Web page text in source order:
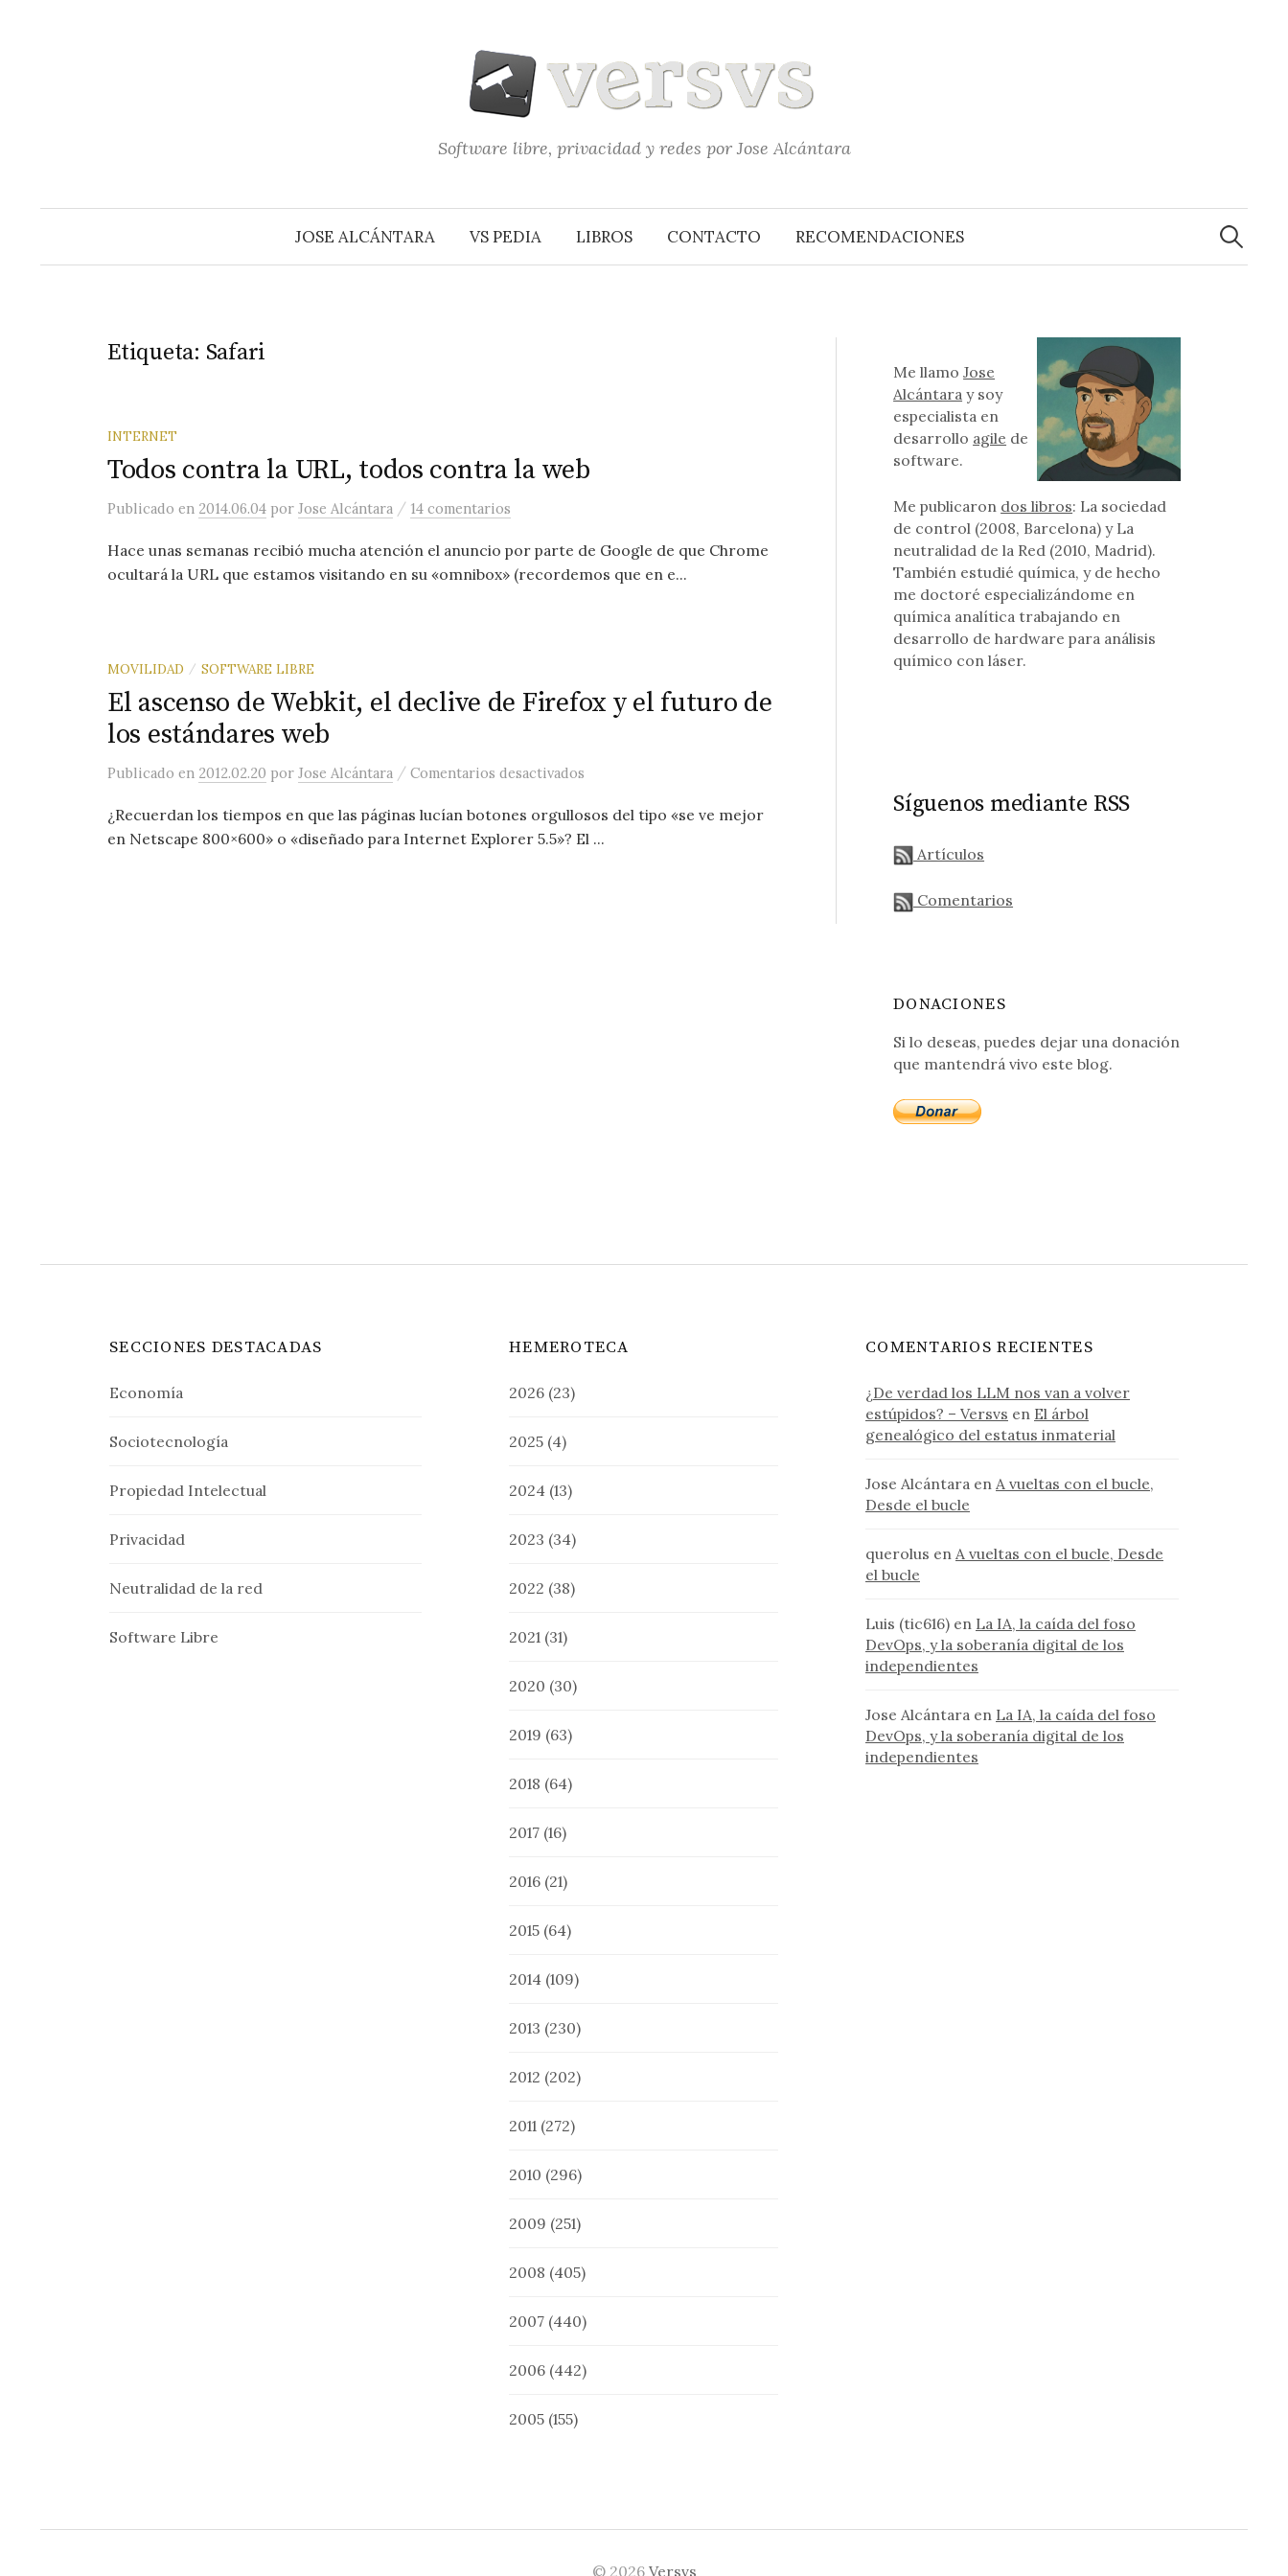
Software libre, privacidad y redes por Jose Alcántara
JOSE ALCÁNTARA VS PEDIA LIBROS CONTACTO RECOMENDACIONES
Buscar:
Etiqueta: Safari
INTERNET
Todos contra la URL, todos contra la web
Publicado en 2014.06.04 por Jose Alcántara / 14 comentarios
Hace unas semanas recibió mucha atención el anuncio por parte de Google de que Chrome
ocultará la URL que estamos visitando en su «omnibox» (recordemos que en e...
MOVILIDAD / SOFTWARE LIBRE
El ascenso de Webkit, el declive de Firefox y el futuro de
los estándares web
Publicado en 2012.02.20 por Jose Alcántara / Comentarios desactivados
¿Recuerdan los tiempos en que las páginas lucían botones orgullosos del tipo «se ve mejor
en Netscape 800×600» o «diseñado para Internet Explorer 5.5»? El ...
Me llamoJose
Alcántara y soy
especialista en
desarrollo agile de
software.
Me publicaron dos libros: La sociedad
de control (2008, Barcelona) y La
neutralidad de la Red (2010, Madrid).
También estudié química, y de hecho
me doctoré especializándome en
química analítica trabajando en
desarrollo de hardware para análisis
químico con láser.
Síguenos mediante RSS
Artículos
Comentarios
DONACIONES
Si lo deseas, puedes dejar una donación
que mantendrá vivo este blog.
SECCIONES DESTACADAS
Economía
Sociotecnología
Propiedad Intelectual
Privacidad
Neutralidad de la red
Software Libre
HEMEROTECA
2026 (23)
2025 (4)
2024 (13)
2023 (34)
2022 (38)
2021 (31)
2020 (30)
2019 (63)
2018 (64)
2017 (16)
2016 (21)
2015 (64)
2014 (109)
2013 (230)
2012 (202)
2011 (272)
2010 (296)
2009 (251)
2008 (405)
2007 (440)
2006 (442)
2005 (155)
COMENTARIOS RECIENTES
¿De verdad los LLM nos van a volver
estúpidos? – Versvs en El árbol
genealógico del estatus inmaterial
Jose Alcántara en A vueltas con el bucle,
Desde el bucle
querolus en A vueltas con el bucle, Desde
el bucle
Luis (tic616) en La IA, la caída del foso
DevOps, y la soberanía digital de los
independientes
Jose Alcántara en La IA, la caída del foso
DevOps, y la soberanía digital de los
independientes
© 2026 Versvs